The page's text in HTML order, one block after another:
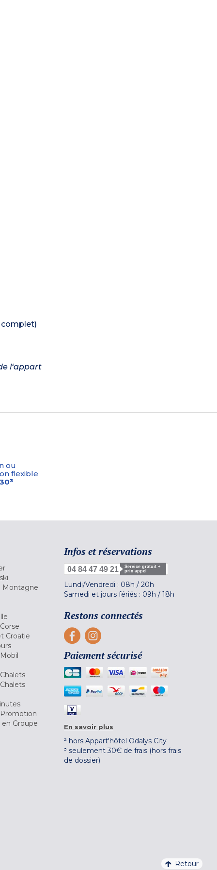
complet)
l‘appart
ou
flexible
Montagne
Croatie
Groupe
Infos et réservations
04 84 47 49 21
Service gratuit +
prix appel
Lundi/Vendredi : 08h / 20h
Samedi et jours fériés : 09h / 18h
Restons connectés
Paiement sécurisé
En savoir plus
² hors Appart'hôtel Odalys City
³ seulement 30€ de frais (hors frais
de dossier)
Retour